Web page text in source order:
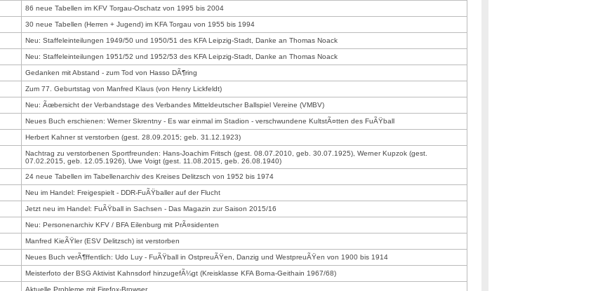
86 neue Tabellen im KFV Torgau-Oschatz von 1995 bis 2004
30 neue Tabellen (Herren + Jugend) im KFA Torgau von 1955 bis 1994
Neu: Staffeleinteilungen 1949/50 und 1950/51 des KFA Leipzig-Stadt, Danke an Thomas Noack
Neu: Staffeleinteilungen 1951/52 und 1952/53 des KFA Leipzig-Stadt, Danke an Thomas Noack
Gedanken mit Abstand - zum Tod von Hasso DÃ¶ring
Zum 77. Geburtstag von Manfred Klaus (von Henry Lickfeldt)
Neu: Ãœbersicht der Verbandstage des Verbandes Mitteldeutscher Ballspiel Vereine (VMBV)
Neues Buch erschienen: Werner Skrentny - Es war einmal im Stadion - verschwundene KultstÃ¤tten des FuÃŸball
Herbert Kahner st verstorben (gest. 28.09.2015; geb. 31.12.1923)
Nachtrag zu verstorbenen Sportfreunden: Hans-Joachim Fritsch (gest. 08.07.2010, geb. 30.07.1925), Werner Kupzok (gest.
07.02.2015, geb. 12.05.1926), Uwe Voigt (gest. 11.08.2015, geb. 26.08.1940)
24 neue Tabellen im Tabellenarchiv des Kreises Delitzsch von 1952 bis 1974
Neu im Handel: Freigespielt - DDR-FuÃŸballer auf der Flucht
Jetzt neu im Handel: FuÃŸball in Sachsen - Das Magazin zur Saison 2015/16
Neu: Personenarchiv KFV / BFA Eilenburg mit PrÃ¤sidenten
Manfred KieÃŸler (ESV Delitzsch) ist verstorben
Neues Buch verÃ¶ffentlich: Udo Luy - FuÃŸball in OstpreuÃŸen, Danzig und WestpreuÃŸen von 1900 bis 1914
Meisterfoto der BSG Aktivist Kahnsdorf hinzugefÃ¼gt (Kreisklasse KFA Borna-Geithain 1967/68)